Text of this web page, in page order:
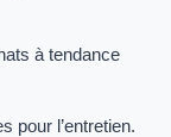
à tendance
pour l’entretien.